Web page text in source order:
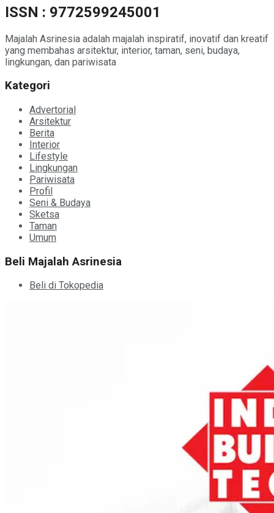
ISSN : 9772599245001
Majalah Asrinesia adalah majalah inspiratif, inovatif dan kreatif
yang membahas arsitektur, interior, taman, seni, budaya,
lingkungan, dan pariwisata
Kategori
Advertorial
Arsitektur
Berita
Interior
Lifestyle
Lingkungan
Pariwisata
Profil
Seni & Budaya
Sketsa
Taman
Umum
Beli Majalah Asrinesia
Beli di Tokopedia